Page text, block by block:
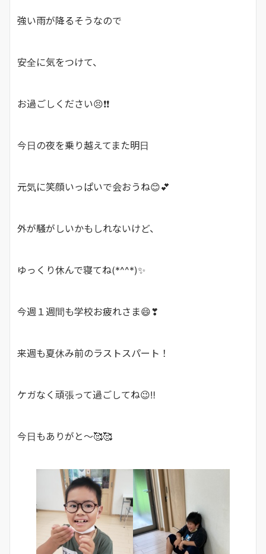
強い雨が降るそうなので
安全に気をつけて、
お過ごしください😣❗❗
今日の夜を乗り越えてまた明日
元気に笑顔いっぱいで会おうね😊💕
外が騒がしいかもしれないけど、
ゆっくり休んで寝てね(*^^*)✨
今週１週間も学校お疲れさま😄❣
来週も夏休み前のラストスパート！
ケガなく頑張って過ごしてね😉‼
今日もありがと～🥰🥰